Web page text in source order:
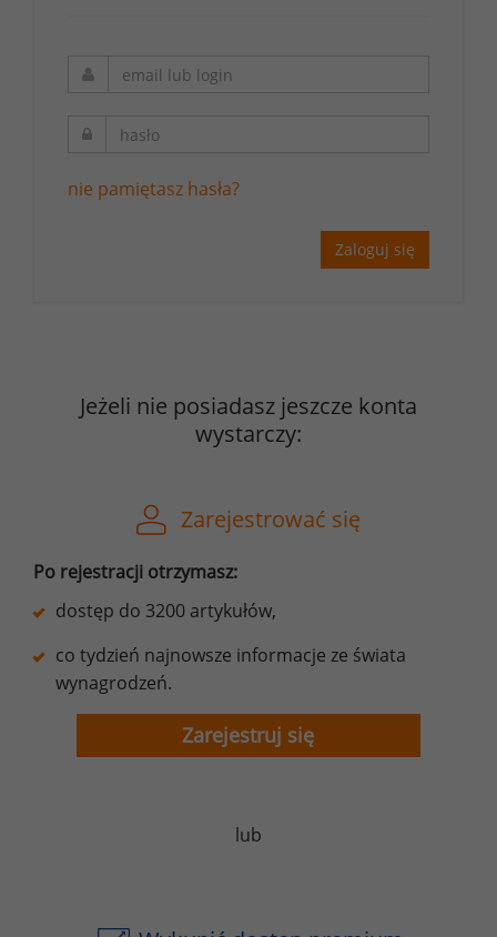
nie pamiętasz hasła?
Zaloguj się
Jeżeli nie posiadasz jeszcze konta
wystarczy:
Zarejestrować się
Po rejestracji otrzymasz:
dostęp do 3200 artykułów,
co tydzień najnowsze informacje ze świata
wynagrodzeń.
Zarejestruj się
lub